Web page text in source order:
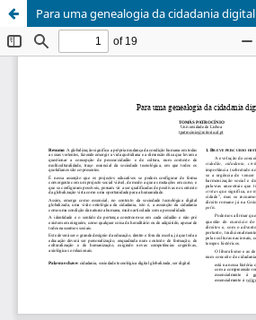
Para uma genealogia da cidadania digital